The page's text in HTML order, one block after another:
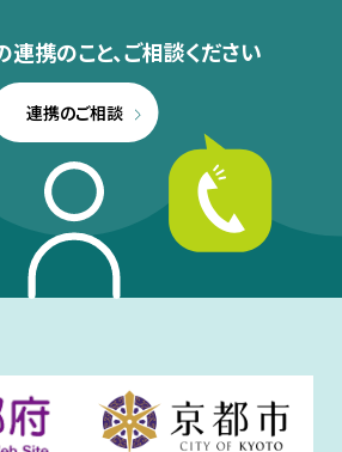
携のこと、ご相談ください
連携のご相談